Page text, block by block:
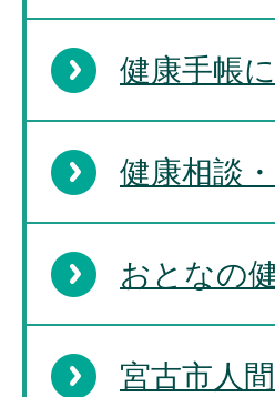
健康手帳
健康相談
おとなの
宮古市人